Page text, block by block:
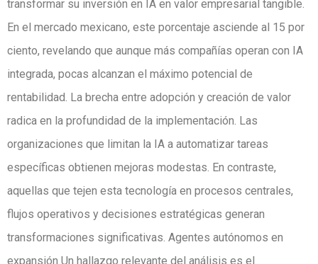
transformar su inversión en IA en valor empresarial tangible.
En el mercado mexicano, este porcentaje asciende al 15 por
ciento, revelando que aunque más compañías operan con IA
integrada, pocas alcanzan el máximo potencial de
rentabilidad. La brecha entre adopción y creación de valor
radica en la profundidad de la implementación. Las
organizaciones que limitan la IA a automatizar tareas
específicas obtienen mejoras modestas. En contraste,
aquellas que tejen esta tecnología en procesos centrales,
flujos operativos y decisiones estratégicas generan
transformaciones significativas. Agentes autónomos en
expansión Un hallazgo relevante del análisis es el